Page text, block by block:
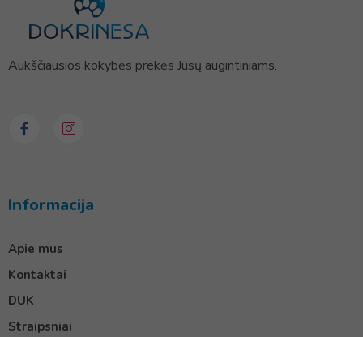
Aukščiausios kokybės prekės Jūsų augintiniams.
Informacija
Apie mus
Kontaktai
DUK
Straipsniai